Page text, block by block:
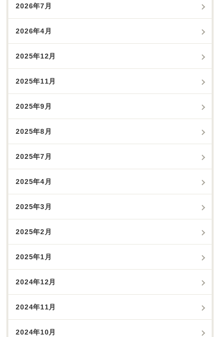
2026年7月
2026年4月
2025年12月
2025年11月
2025年9月
2025年8月
2025年7月
2025年4月
2025年3月
2025年2月
2025年1月
2024年12月
2024年11月
2024年10月